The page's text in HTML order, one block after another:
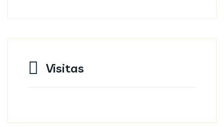
Visitas